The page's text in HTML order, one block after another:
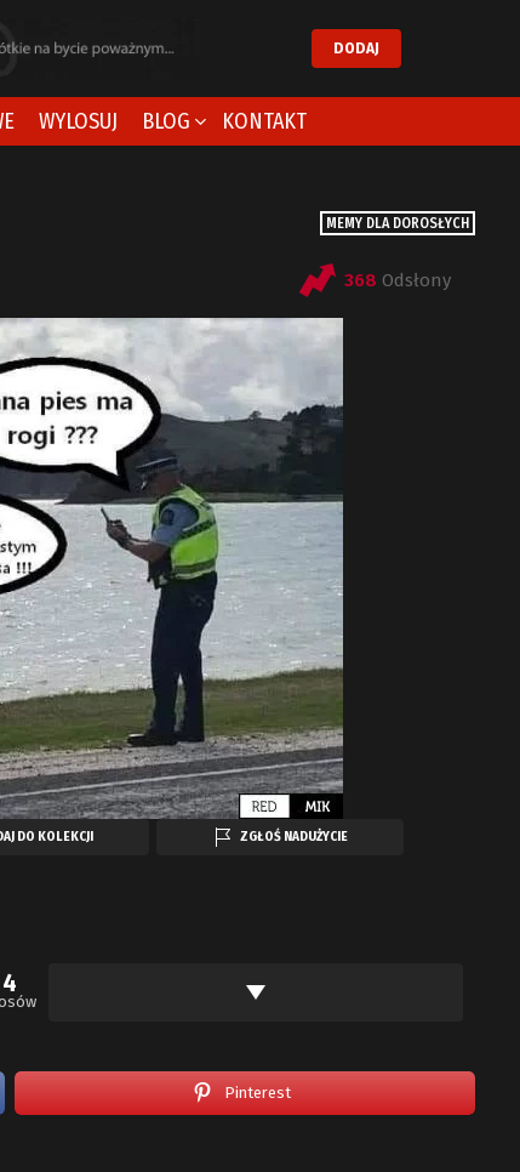
DODAJ
WYLOSUJ BLOG KONTAKT
MEMY DLA DOROSŁYCH
368 Odsłony
DO KOLEKCJI ZGŁOŚ NADUŻYCIE
4
Pinterest